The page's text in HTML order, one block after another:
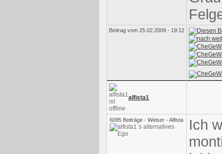
Beitrag vom 25.02.2009 - 19:12
alfista1
6095 Beiträge - Weiser - Alfista
Ich